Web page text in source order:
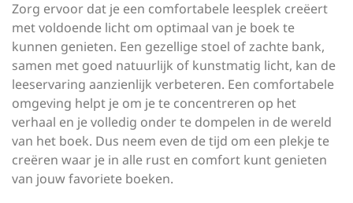
Zorg ervoor dat je een comfortabele leesplek creëert
met voldoende licht om optimaal van je boek te
kunnen genieten. Een gezellige stoel of zachte bank,
samen met goed natuurlijk of kunstmatig licht, kan de
leeservaring aanzienlijk verbeteren. Een comfortabele
omgeving helpt je om je te concentreren op het
verhaal en je volledig onder te dompelen in de wereld
van het boek. Dus neem even de tijd om een plekje te
creëren waar je in alle rust en comfort kunt genieten
van jouw favoriete boeken.